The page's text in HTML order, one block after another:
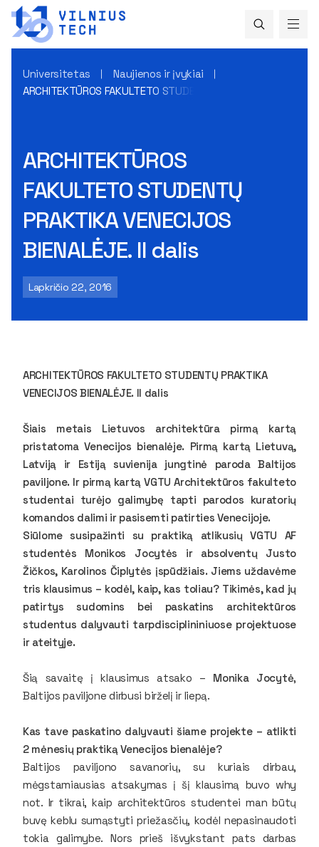
Universitetas
Naujienos ir įvykiai
ARCHITEKTŪROS FAKULTETO STUDENTŲ PRAKTIKA
ARCHITEKTŪROS
FAKULTETO STUDENTŲ
PRAKTIKA VENECIJOS
BIENALĖJE. II dalis
Lapkričio 22, 2016
ARCHITEKTŪROS FAKULTETO STUDENTŲ PRAKTIKA
VENECIJOS BIENALĖJE. II dalis
Šiais metais Lietuvos architektūra pirmą kartą
pristatoma Venecijos bienalėje. Pirmą kartą Lietuvą,
Latviją ir Estiją suvienija jungtinė paroda Baltijos
paviljone. Ir pirmą kartą VGTU Architektūros fakulteto
studentai turėjo galimybę tapti parodos kuratorių
komandos dalimi ir pasisemti patirties Venecijoje.
Siūlome susipažinti su praktiką atlikusių VGTU AF
studentės Monikos Jocytės ir absolventų Justo
Žičkos, Karolinos Čiplytės įspūdžiais. Jiems uždavėme
tris klausimus – kodėl, kaip, kas toliau? Tikimės, kad jų
patirtys sudomins bei paskatins architektūros
studentus dalyvauti tarpdisciplininiuose projektuose
ir ateityje.
Šią savaitę į klausimus atsako – Monika Jocytė,
Baltijos paviljone dirbusi birželį ir liepą.
Kas tave paskatino dalyvauti šiame projekte – atlikti
2 mėnesių praktiką Venecijos bienalėje?
Baltijos paviljono savanorių, su kuriais dirbau,
mėgstamiausias atsakymas į šį klausimą buvo why
not. Ir tikrai, kaip architektūros studentei man būtų
buvę keblu sumąstyti priežasčių, kodėl nepasinaudoti
tokia galimybe. Nors prieš išvykstant pats darbas